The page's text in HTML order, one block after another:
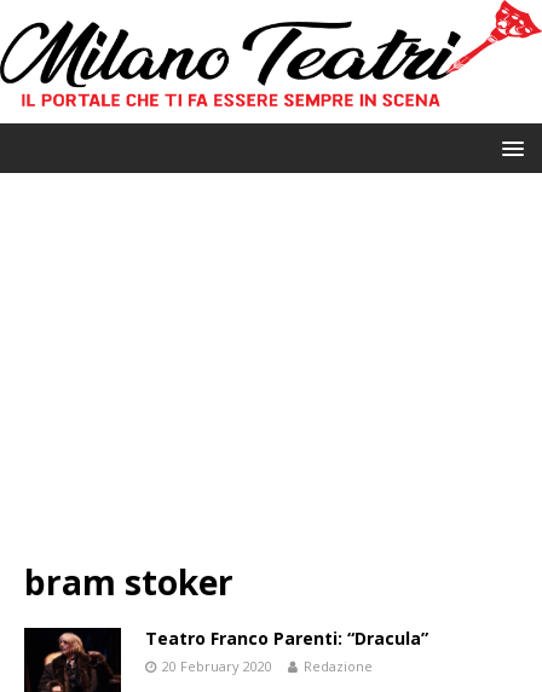
bram stoker
Teatro Franco Parenti: “Dracula”
20 February 2020 Redazione